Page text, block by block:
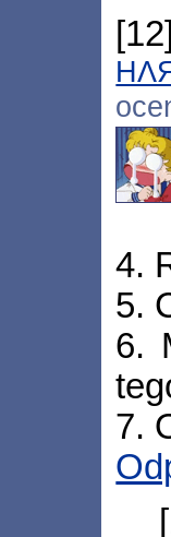
[12]
4.
5.
6.
7.